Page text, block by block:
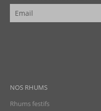
NOS RHUMS
Rhums festifs